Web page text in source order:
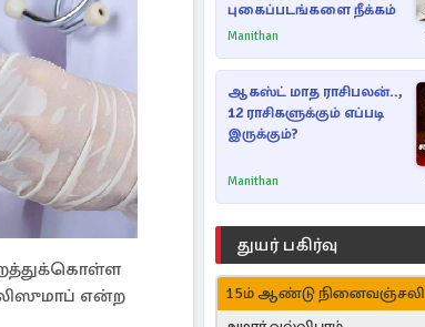
என்ற
புகைப்படங்களை நீக்கம்
Manithan
ஆகஸ்ட் மாத ராசிபலன்..,
12 ராசிகளுக்கும் எப்படி
இருக்கும்?
Manithan
துயர் பகிர்வு
15ம் ஆண்டு நினைவஞ்சலி